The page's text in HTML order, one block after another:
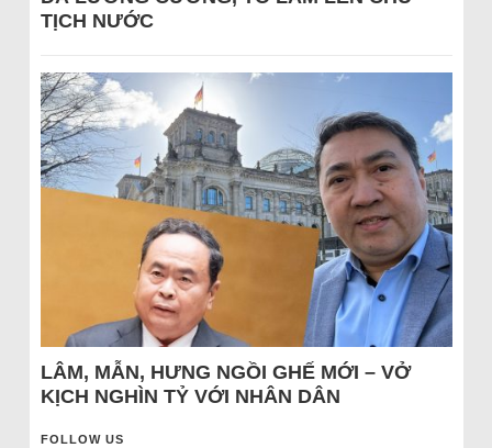
TỊCH NƯỚC
LÂM, MẪN, HƯNG NGỒI GHẾ MỚI – VỞ
KỊCH NGHÌN TỶ VỚI NHÂN DÂN
FOLLOW US